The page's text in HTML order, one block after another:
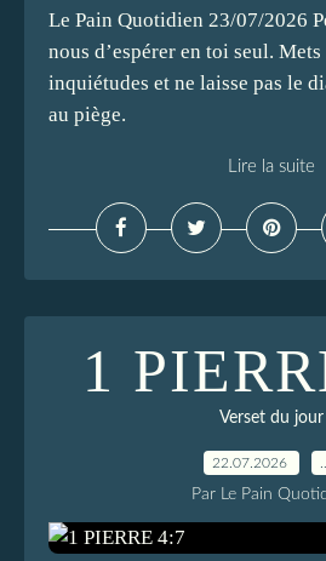
Le Pain Quotidien 23/07/2026
nous d’espérer en toi seul.
inquiétudes et ne laisse pas le
au piège.
Lire la suite
1
Verset du jour
22.07.2026
Par Le Pain